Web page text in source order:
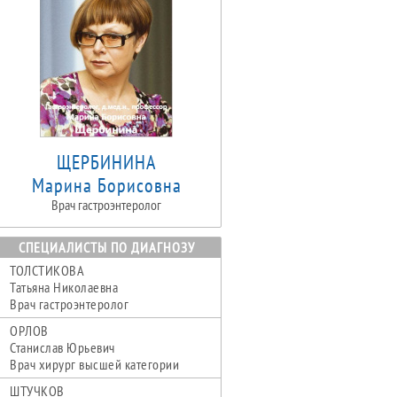
ЩЕРБИНИНА
Марина Борисовна
Врач гастроэнтеролог
СПЕЦИАЛИСТЫ ПО ДИАГНОЗУ
ТОЛСТИКОВА
Татьяна Николаевна
Врач гастроэнтеролог
ОРЛОВ
Станислав Юрьевич
Врач хирург высшей категории
ШТУЧКОВ